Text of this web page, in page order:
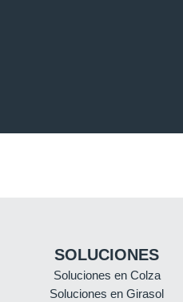
SOLUCIONES
Soluciones en Colza
Soluciones en Girasol